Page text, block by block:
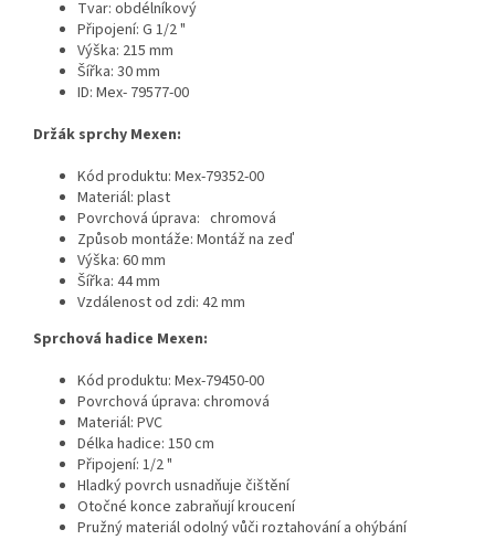
Tvar: obdélníkový
Připojení: G 1/2 "
Výška: 215 mm
Šířka: 30 mm
ID: Mex- 79577-00
Držák sprchy Mexen:
Kód produktu: Mex-79352-00
Materiál: plast
Povrchová úprava: chromová
Způsob montáže: Montáž na zeď
Výška: 60 mm
Šířka: 44 mm
Vzdálenost od zdi: 42 mm
Sprchová hadice Mexen:
Kód produktu: Mex-79450-00
Povrchová úprava: chromová
Materiál: PVC
Délka hadice: 150 cm
Připojení: 1/2 "
Hladký povrch usnadňuje čištění
Otočné konce zabraňují kroucení
Pružný materiál odolný vůči roztahování a ohýbání